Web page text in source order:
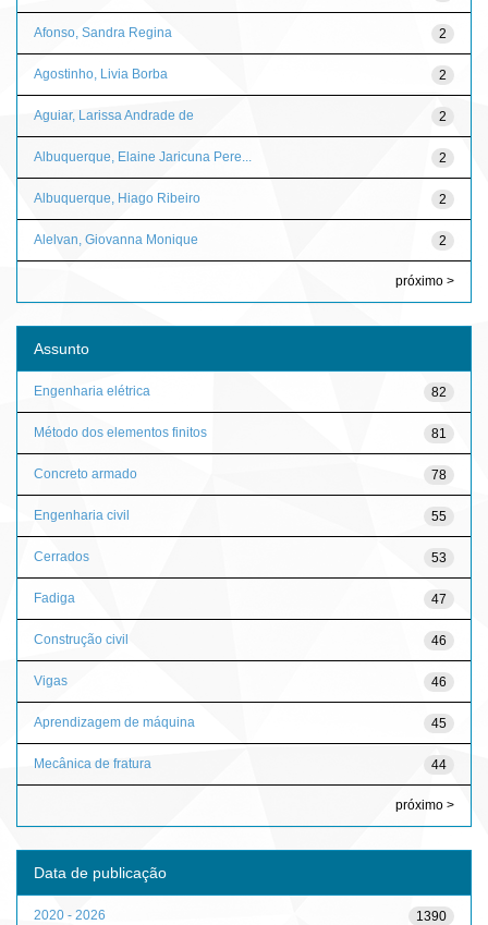
2
Afonso, Sandra Regina
2
Agostinho, Livia Borba
2
Aguiar, Larissa Andrade de
2
Albuquerque, Elaine Jaricuna Pere...
2
Albuquerque, Hiago Ribeiro
2
Alelvan, Giovanna Monique
próximo >
Assunto
82
Engenharia elétrica
81
Método dos elementos finitos
78
Concreto armado
55
Engenharia civil
53
Cerrados
47
Fadiga
46
Construção civil
46
Vigas
45
Aprendizagem de máquina
44
Mecânica de fratura
próximo >
Data de publicação
1390
2020 - 2026